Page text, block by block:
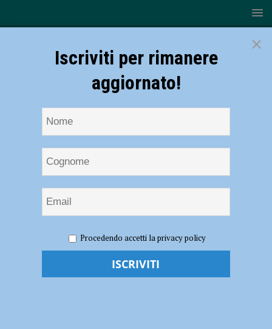
restauro dei giardini vincolati, ecco quelli che possono partecipare al
Finanziamenti per il restauro dei giardini
×
Iscriviti per rimanere
aggiornato!
Procedendo accetti la privacy policy